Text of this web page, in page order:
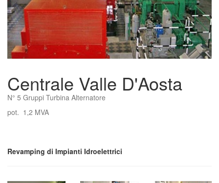
Centrale Valle D'Aosta
N° 5 Gruppi Turbina Alternatore
pot. 1,2 MVA
Revamping di Impianti Idroelettrici